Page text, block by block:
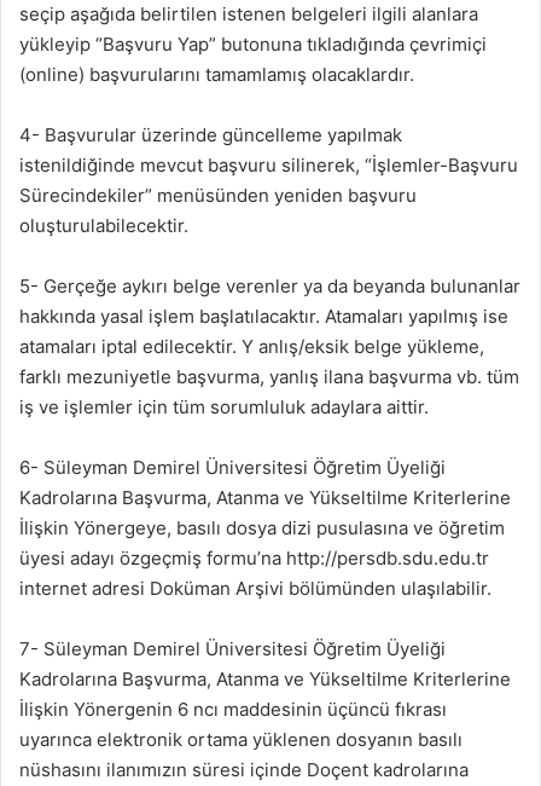
seçip aşağıda belirtilen istenen belgeleri ilgili alanlara
yükleyip “Başvuru Yap” butonuna tıkladığında çevrimiçi
(online) başvurularını tamamlamış olacaklardır.
4- Başvurular üzerinde güncelleme yapılmak
istenildiğinde mevcut başvuru silinerek, “İşlemler-Başvuru
Sürecindekiler” menüsünden yeniden başvuru
oluşturulabilecektir.
5- Gerçeğe aykırı belge verenler ya da beyanda bulunanlar
hakkında yasal işlem başlatılacaktır. Atamaları yapılmış ise
atamaları iptal edilecektir. Y anlış/eksik belge yükleme,
farklı mezuniyetle başvurma, yanlış ilana başvurma vb. tüm
iş ve işlemler için tüm sorumluluk adaylara aittir.
6- Süleyman Demirel Üniversitesi Öğretim Üyeliği
Kadrolarına Başvurma, Atanma ve Yükseltilme Kriterlerine
İlişkin Yönergeye, basılı dosya dizi pusulasına ve öğretim
üyesi adayı özgeçmiş formu’na http://persdb.sdu.edu.tr
internet adresi Doküman Arşivi bölümünden ulaşılabilir.
7- Süleyman Demirel Üniversitesi Öğretim Üyeliği
Kadrolarına Başvurma, Atanma ve Yükseltilme Kriterlerine
İlişkin Yönergenin 6 ncı maddesinin üçüncü fıkrası
uyarınca elektronik ortama yüklenen dosyanın basılı
nüshasını ilanımızın süresi içinde Doçent kadrolarına